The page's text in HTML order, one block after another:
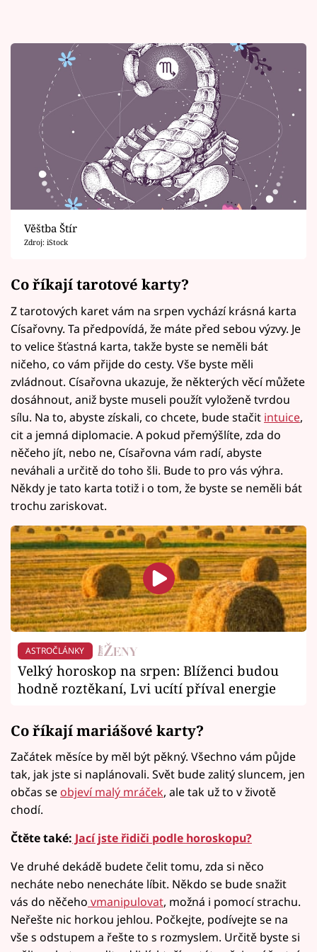
Věštba Štír
Zdroj: iStock
Co říkají tarotové karty?
Z tarotových karet vám na srpen vychází krásná karta
Císařovny. Ta předpovídá, že máte před sebou výzvy. Je
to velice šťastná karta, takže byste se neměli bát
ničeho, co vám přijde do cesty. Vše byste měli
zvládnout. Císařovna ukazuje, že některých věcí můžete
dosáhnout, aniž byste museli použít vyloženě tvrdou
sílu. Na to, abyste získali, co chcete, bude stačit intuice,
cit a jemná diplomacie. A pokud přemýšlíte, zda do
něčeho jít, nebo ne, Císařovna vám radí, abyste
neváhali a určitě do toho šli. Bude to pro vás výhra.
Někdy je tato karta totiž i o tom, že byste se neměli bát
trochu zariskovat.
ASTROČLÁNKY
Velký horoskop na srpen: Blíženci budou
hodně roztěkaní, Lvi ucítí příval energie
Co říkají mariášové karty?
Začátek měsíce by měl být pěkný. Všechno vám půjde
tak, jak jste si naplánovali. Svět bude zalitý sluncem, jen
občas se objeví malý mráček, ale tak už to v životě
chodí.
Čtěte také: Jací jste řidiči podle horoskopu?
Ve druhé dekádě budete čelit tomu, zda si něco
necháte nebo nenecháte líbit. Někdo se bude snažit
vás do něčeho vmanipulovat, možná i pomocí strachu.
Neřešte nic horkou jehlou. Počkejte, podívejte se na
vše s odstupem a řešte to s rozmyslem. Určitě byste si